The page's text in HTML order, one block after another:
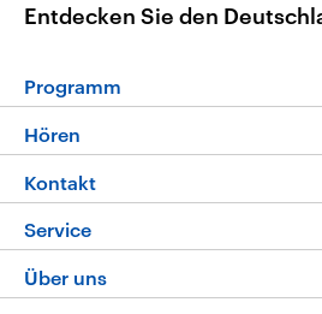
Entdecken Sie den
Programm
Die Nachrichten
Nachrichtenleicht
Neue Beiträge auf dlf.de
Hören
Livestream
Podcasts
Deutschlandfunk App
Kontakt
Hörerservice
Service
FAQ
Über uns